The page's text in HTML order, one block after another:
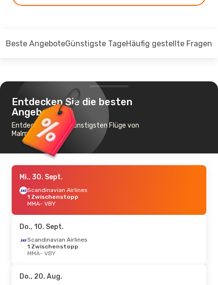
Beste AngeboteGünstigste TageHäufig gestellte Fragen
Entdecken Sie die besten
Angebote
Entdecken Sie die günstigsten Flüge von
Malmö nach Visby
Mi., 30. Sept.
Scandinavian Airlines
1 Zwischenstopp
MMA- VBY
Do., 10. Sept.
Scandinavian Airlines
1 Zwischenstopp
MMA- VBY
Do., 20. Aug.